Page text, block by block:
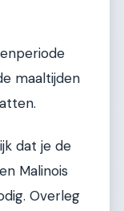
maaltijden
dat je de
Malinois
Overleg